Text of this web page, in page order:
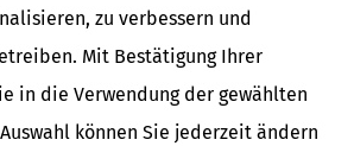
zu verbessern und
Mit Bestätigung Ihrer
in die Verwendung der gewählten
können Sie jederzeit ändern
am Harz